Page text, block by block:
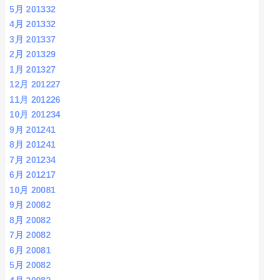
5月 201332
4月 201332
3月 201337
2月 201329
1月 201327
12月 201227
11月 201226
10月 201234
9月 201241
8月 201241
7月 201234
6月 201217
10月 20081
9月 20082
8月 20082
7月 20082
6月 20081
5月 20082